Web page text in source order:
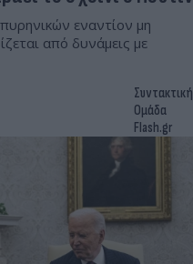
εναντίον μη
από δυνάμεις με
Συντακτική
Ομάδα
Flash.gr